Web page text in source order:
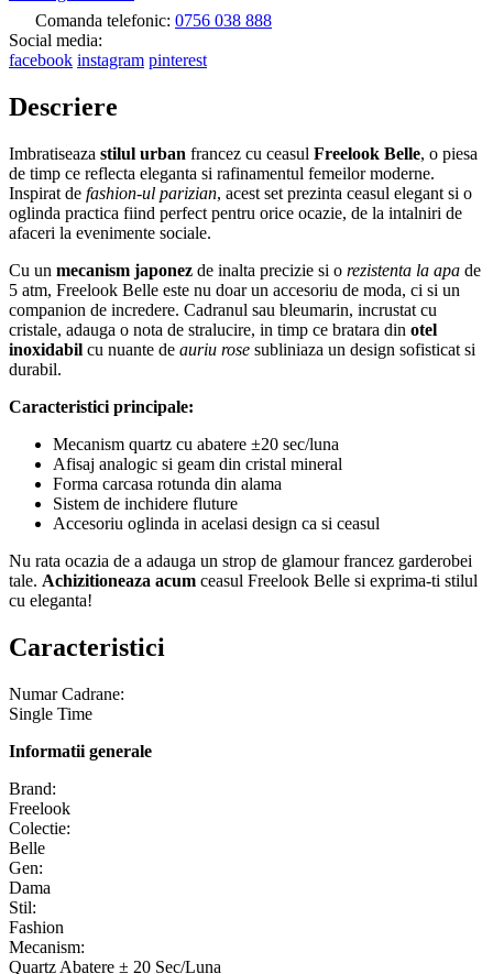
Comanda telefonic: 0756 038 888
Social media:
facebook instagram pinterest
Descriere
Imbratiseaza stilul urban francez cu ceasul Freelook Belle, o piesa
de timp ce reflecta eleganta si rafinamentul femeilor moderne.
Inspirat de fashion-ul parizian, acest set prezinta ceasul elegant si o
oglinda practica fiind perfect pentru orice ocazie, de la intalniri de
afaceri la evenimente sociale.
Cu un mecanism japonez de inalta precizie si o rezistenta la apa de
5 atm, Freelook Belle este nu doar un accesoriu de moda, ci si un
companion de incredere. Cadranul sau bleumarin, incrustat cu
cristale, adauga o nota de stralucire, in timp ce bratara din otel
inoxidabil cu nuante de auriu rose subliniaza un design sofisticat si
durabil.
Caracteristici principale:
Mecanism quartz cu abatere ±20 sec/luna
Afisaj analogic si geam din cristal mineral
Forma carcasa rotunda din alama
Sistem de inchidere fluture
Accesoriu oglinda in acelasi design ca si ceasul
Nu rata ocazia de a adauga un strop de glamour francez garderobei
tale. Achizitioneaza acum ceasul Freelook Belle si exprima-ti stilul
cu eleganta!
Caracteristici
Numar Cadrane:
Single Time
Informatii generale
Brand:
Freelook
Colectie:
Belle
Gen:
Dama
Stil:
Fashion
Mecanism:
Quartz Abatere ± 20 Sec/Luna